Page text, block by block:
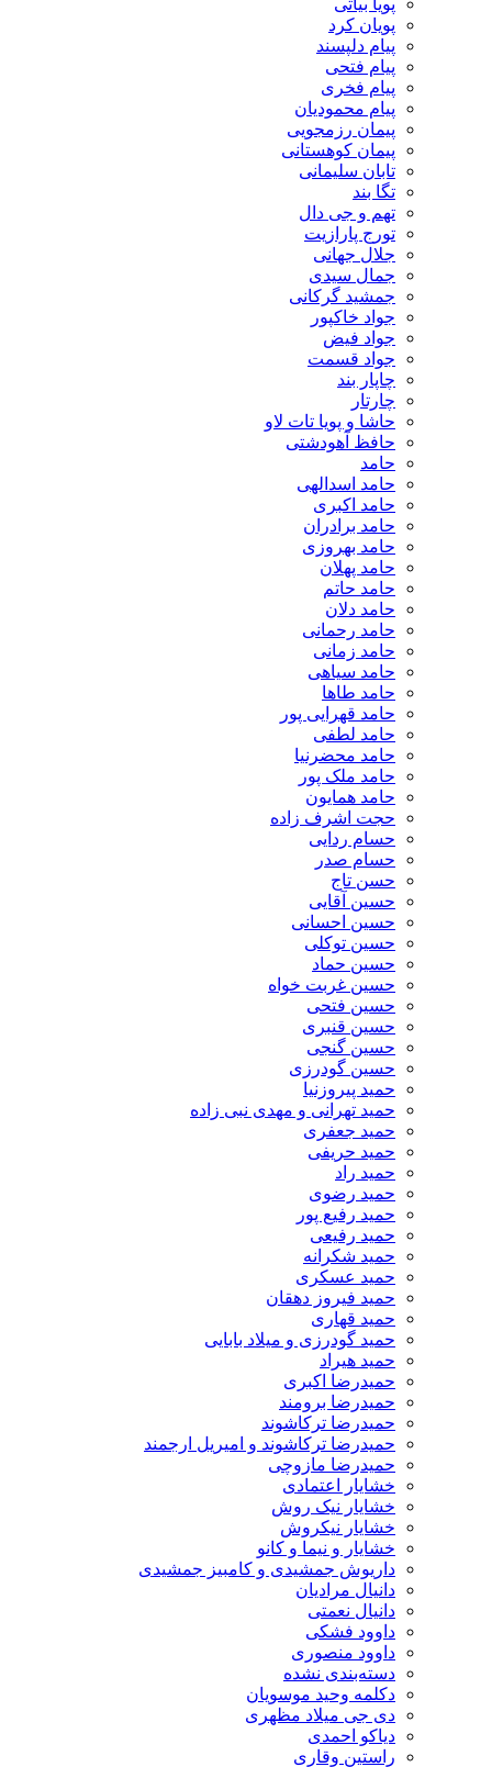
پویان کرد
پیام دلپسند
پیام فتحی
پیام فخری
پیام محمودیان
پیمان رزمجویی
پیمان کوهستانی
تابان سلیمانی
تهم و جی دال
تورج پارازیت
جلال جهانی
جمال سیدی
جمشید گرکانی
جواد خاکپور
جواد فیض
جواد قسمت
چاپار بند
حاشا و پویا تات لاو
حافظ آهودشتی
حامد اسدالهی
حامد اکبری
حامد برادران
حامد بهروزی
حامد پهلان
حامد حاتم
حامد دلان
حامد رحمانی
حامد زمانی
حامد سیاهی
حامد طاها
حامد قهرایی پور
حامد لطفی
حامد محضرنیا
حامد ملک پور
حامد همایون
حجت اشرف زاده
حسام ردایی
حسام صدر
حسن تاج
حسین آقایی
حسین احسانی
حسین توکلی
حسین حماد
حسین غربت خواه
حسین فتحی
حسین قنبری
حسین گنجی
حسین گودرزی
حمید پیروزنیا
حمید تهرانی و مهدی نبی زاده
حمید جعفری
حمید حریفی
حمید راد
حمید رضوی
حمید رفیع پور
حمید رفیعی
حمید شکرانه
حمید عسکری
حمید فیروز دهقان
حمید قهاری
حمید گودرزی و میلاد بابایی
حمید هیراد
حمیدرضا اکبری
حمیدرضا برومند
حمیدرضا ترکاشوند
حمیدرضا ترکاشوند و امیریل ارجمند
حمیدرضا مازوچی
خشایار اعتمادی
خشایار نیک روش
خشایار نیکروش
خشایار و نیما و کانو
داریوش جمشیدی و کامبیز جمشیدی
دانیال مرادیان
دانیال نعمتی
داوود فشکی
داوود منصوری
دسته‌بندی نشده
دکلمه وحید موسویان
دی جی میلاد مظهری
دیاکو احمدی
راستین وقاری